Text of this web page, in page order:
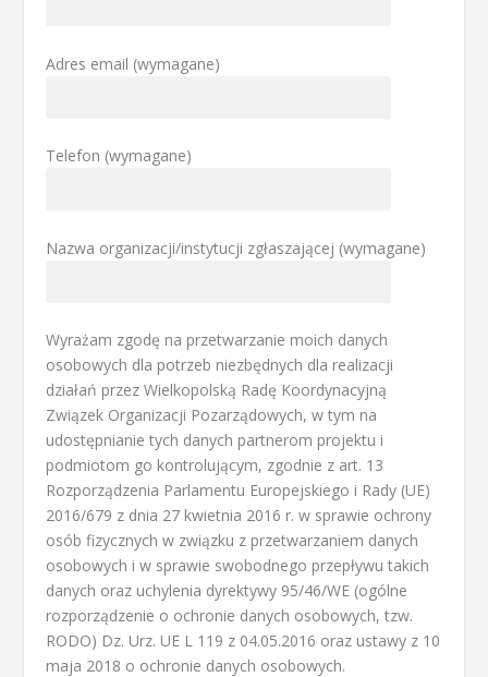
Adres email (wymagane)
Telefon (wymagane)
Nazwa organizacji/instytucji zgłaszającej (wymagane)
Wyrażam zgodę na przetwarzanie moich danych
osobowych dla potrzeb niezbędnych dla realizacji
działań przez Wielkopolską Radę Koordynacyjną
Związek Organizacji Pozarządowych, w tym na
udostępnianie tych danych partnerom projektu i
podmiotom go kontrolującym, zgodnie z art. 13
Rozporządzenia Parlamentu Europejskiego i Rady (UE)
2016/679 z dnia 27 kwietnia 2016 r. w sprawie ochrony
osób fizycznych w związku z przetwarzaniem danych
osobowych i w sprawie swobodnego przepływu takich
danych oraz uchylenia dyrektywy 95/46/WE (ogólne
rozporządzenie o ochronie danych osobowych, tzw.
RODO) Dz. Urz. UE L 119 z 04.05.2016 oraz ustawy z 10
maja 2018 o ochronie danych osobowych.